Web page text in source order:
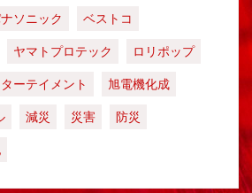
ソニック
ベストコ
ヤマトプロテック
ロリポップ
ーテイメント
旭電機化成
減災 災害
防災